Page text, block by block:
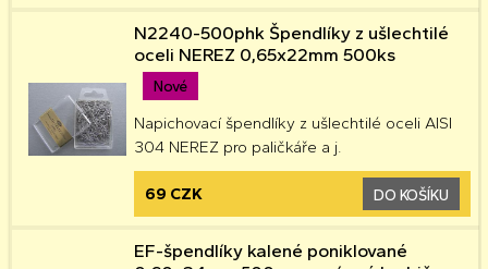
Nové
N2240-500phk Špendlíky z ušlechtilé
oceli NEREZ 0,65x22mm 500ks
Napichovací špendlíky z ušlechtilé oceli AISI
304 NEREZ pro paličkáře a j.
69 CZK DO KOŠÍKU
EF-špendlíky kalené poniklované